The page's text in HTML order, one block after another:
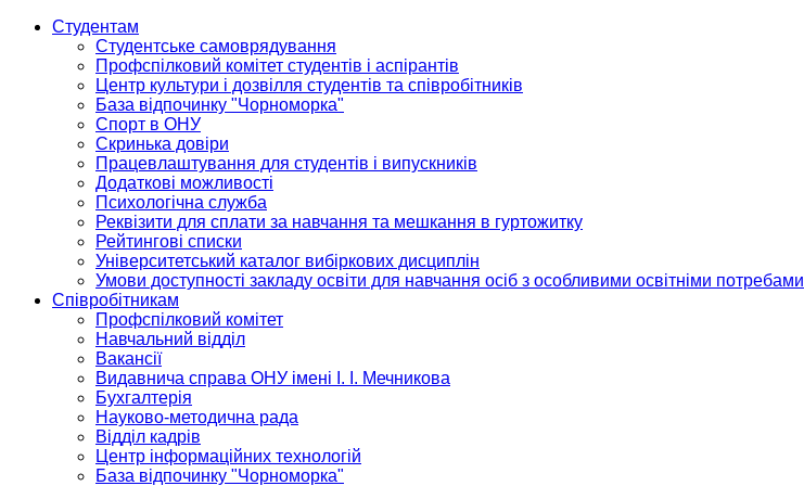
Студентам
Студентське самоврядування
Профспілковий комітет студентів і аспірантів
Центр культури і дозвілля студентів та співробітників
База відпочинку "Чорноморка"
Спорт в ОНУ
Скринька довіри
Працевлаштування для студентів і випускників
Додаткові можливості
Психологічна служба
Реквізити для сплати за навчання та мешкання в гуртожитку
Рейтингові списки
Університетський каталог вибіркових дисциплін
Умови доступності закладу освіти для навчання осіб з особливими освітніми потребами
Співробітникам
Профспілковий комітет
Навчальний відділ
Вакансії
Видавнича справа ОНУ імені І. І. Мечникова
Бухгалтерія
Науково-методична рада
Відділ кадрів
Центр інформаційних технологій
База відпочинку "Чорноморка"